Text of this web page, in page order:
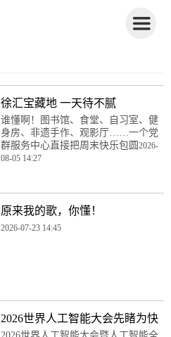
徐汇宝藏地 一天待不腻
谁懂啊！图书馆、食堂、自习室、健
身房、非遗手作、观影厅……一个党
群服务中心直接把周末快乐包圆2026-
08-05 14:27
原来我的歌，你懂！
2026-07-23 14:45
2026世界人工智能大会先睹为快
2026世界人工智能大会暨人工智能全